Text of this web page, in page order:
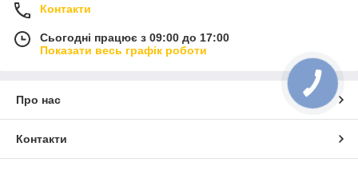
Контакти
Сьогодні працює з 09:00 до 17:00
Показати весь графік роботи
Про нас
Контакти
КНОПКА
ЗВ'ЯЗКУ